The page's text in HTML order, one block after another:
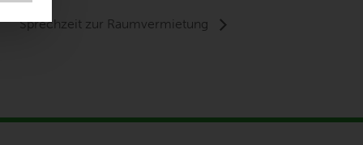
Sprechzeit zur Raumvermietung